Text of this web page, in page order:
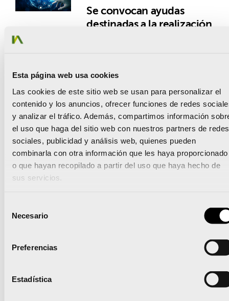
Esta página web usa cookies
Las cookies de este sitio web se usan para personalizar el
contenido y los anuncios, ofrecer funciones de redes
y analizar el tráfico. Además, compartimos información
el uso que haga del sitio web con nuestros partners de redes
sociales, publicidad y análisis web, quienes pueden
combinarla con otra información que les haya proporcionado
o que hayan recopilado a partir del uso que haya hecho de
sus servicios.
Necesario
Preferencias
Estadística
Se convocan ayudas
destinadas a la realización
Subvenciones para
proyectos de inversión
para mejora,
modernización y dotación
de infraestruc...
CV
Subvención
Contrata». Ayuntamiento